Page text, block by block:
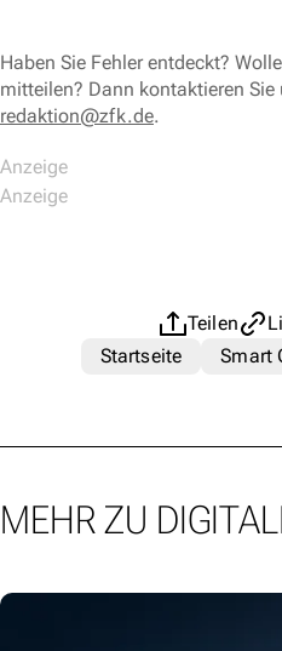
Haben Sie Fehler entdeckt?
mitteilen? Dann kontaktieren
redaktion@zfk.de.
Teilen
Startseite
Smart
MEHR ZU